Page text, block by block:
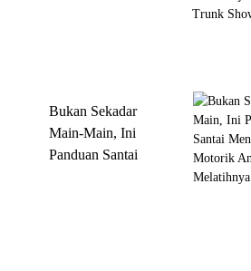
Bukan Sekadar
Main-Main, Ini
Panduan Santai